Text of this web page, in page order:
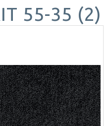
55-35 (2)